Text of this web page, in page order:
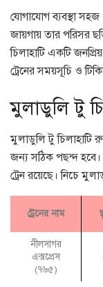
যোগাযোগ ব্যবস্থা
জায়গায় তার পরিসর
চিলাহাটি একটি
ট্রেনের সময়সূচি ও
মুলাডুলি টু
মুলাডুলি টু চিলাহাটি
জন্য সঠিক পছন্দ
ট্রেন রয়েছে। নিচে
ট্রেনের নাম
নীলসাগর
এক্সপ্রেস
(৭৬৫)